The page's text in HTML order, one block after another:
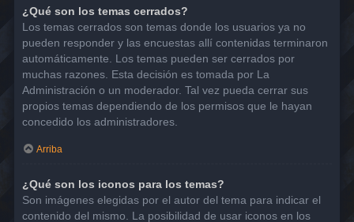
¿Qué son los temas cerrados?
Los temas cerrados son temas donde los usuarios ya no
pueden responder y las encuestas allí contenidas terminaron
automáticamente. Los temas pueden ser cerrados por
muchas razones. Esta decisión es tomada por La
Administración o un moderador. Tal vez pueda cerrar sus
propios temas dependiendo de los permisos que le hayan
concedido los administradores.
Arriba
¿Qué son los iconos para los temas?
Son imágenes elegidas por el autor del tema para indicar el
contenido del mismo. La posibilidad de usar iconos en los